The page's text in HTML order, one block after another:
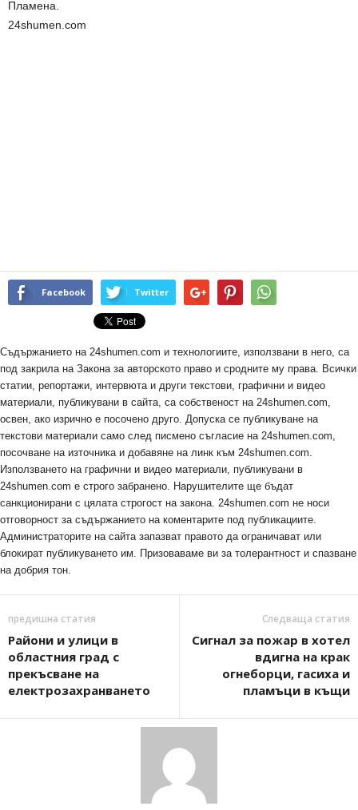
Пламена.
24shumen.com
Facebook Twitter
Съдържанието на 24shumen.com и технологиите, използвани в него, са
под закрила на Закона за авторското право и сродните му права. Всички
статии, репортажи, интервюта и други текстови, графични и видео
материали, публикувани в сайта, са собственост на 24shumen.com,
освен, ако изрично е посочено друго. Допуска се публикуване на
текстови материали само след писмено съгласие на 24shumen.com,
посочване на източника и добавяне на линк към 24shumen.com.
Използването на графични и видео материали, публикувани в
24shumen.com е строго забранено. Нарушителите ще бъдат
санкционирани с цялата строгост на закона. 24shumen.com не носи
отговорност за съдържанието на коментарите под публикациите.
Администраторите на сайта запазват правото да ограничават или
блокират публикуването им. Призоваваме ви за толерантност и спазване
на добрия тон.
предишна статия
Райони и улици в
областния град с
прекъсване на
електрозахранването
Следваща статия
Сигнал за пожар в хотел
вдигна на крак
огнеборци, гасиха и
пламъци в къщи